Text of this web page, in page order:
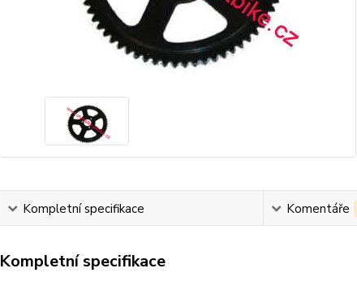
Kompletní specifikace Komentáře
Kompletní specifikace